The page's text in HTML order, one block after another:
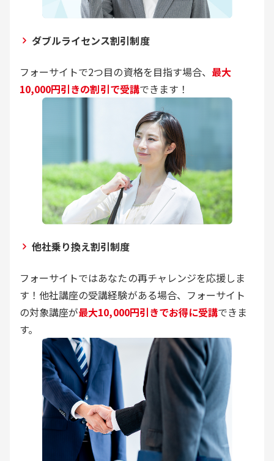
ダブルライセンス割引制度
フォーサイトで2つ目の資格を目指す場合、 最大
10,000円引きの割引で受講できます！
他社乗り換え割引制度
フォーサイトではあなたの再チャレンジを応援しま
す！他社講座の受講経験がある場合、フォーサイト
の対象講座が最大10,000円引きでお得に受講できま
す。